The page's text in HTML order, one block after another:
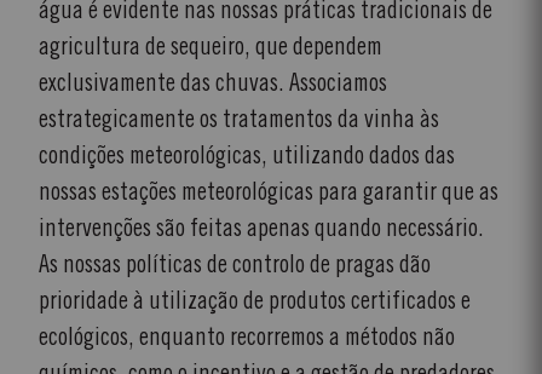
água é evidente nas nossas práticas tradicionais de
agricultura de sequeiro, que dependem
exclusivamente das chuvas. Associamos
estrategicamente os tratamentos da vinha às
condições meteorológicas, utilizando dados das
nossas estações meteorológicas para garantir que as
intervenções são feitas apenas quando necessário.
As nossas políticas de controlo de pragas dão
prioridade à utilização de produtos certificados e
ecológicos, enquanto recorremos a métodos não